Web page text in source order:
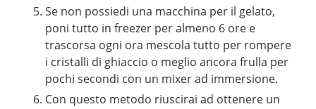
Se non possiedi una macchina per il gelato,
poni tutto in freezer per almeno 6 ore e
trascorsa ogni ora mescola tutto per rompere
i cristalli di ghiaccio o meglio ancora frulla per
pochi secondi con un mixer ad immersione.
Con questo metodo riuscirai ad ottenere un